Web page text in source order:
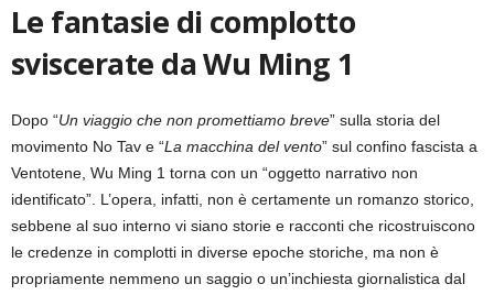
Le fantasie di complotto
sviscerate da Wu Ming 1
Dopo “Un viaggio che non promettiamo breve” sulla storia del
movimento No Tav e “La macchina del vento” sul confino fascista a
Ventotene, Wu Ming 1 torna con un “oggetto narrativo non
identificato”. L’opera, infatti, non è certamente un romanzo storico,
sebbene al suo interno vi siano storie e racconti che ricostruiscono
le credenze in complotti in diverse epoche storiche, ma non è
propriamente nemmeno un saggio o un’inchiesta giornalistica dal